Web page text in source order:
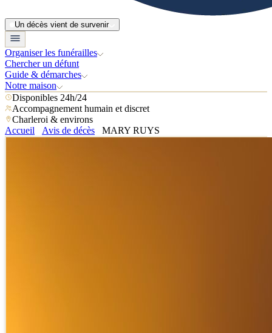
Un décès vient de survenir
Organiser les funérailles
Chercher un défunt
Guide & démarches
Notre maison
Disponibles 24h/24
Accompagnement humain et discret
Charleroi & environs
Accueil
Avis de décès MARY RUYS